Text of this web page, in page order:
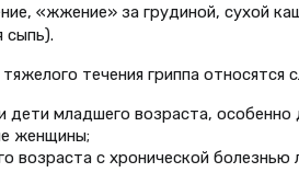
«жжение» за грудиной, сухой
сыпь).
течения гриппа относятся
дети младшего возраста, особенно
женщины;
возраста с хронической болезнью